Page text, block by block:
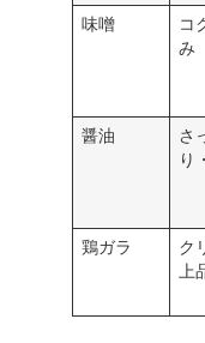
味噌
コ
み
醤油
さ
り
鶏ガラ
ク
上